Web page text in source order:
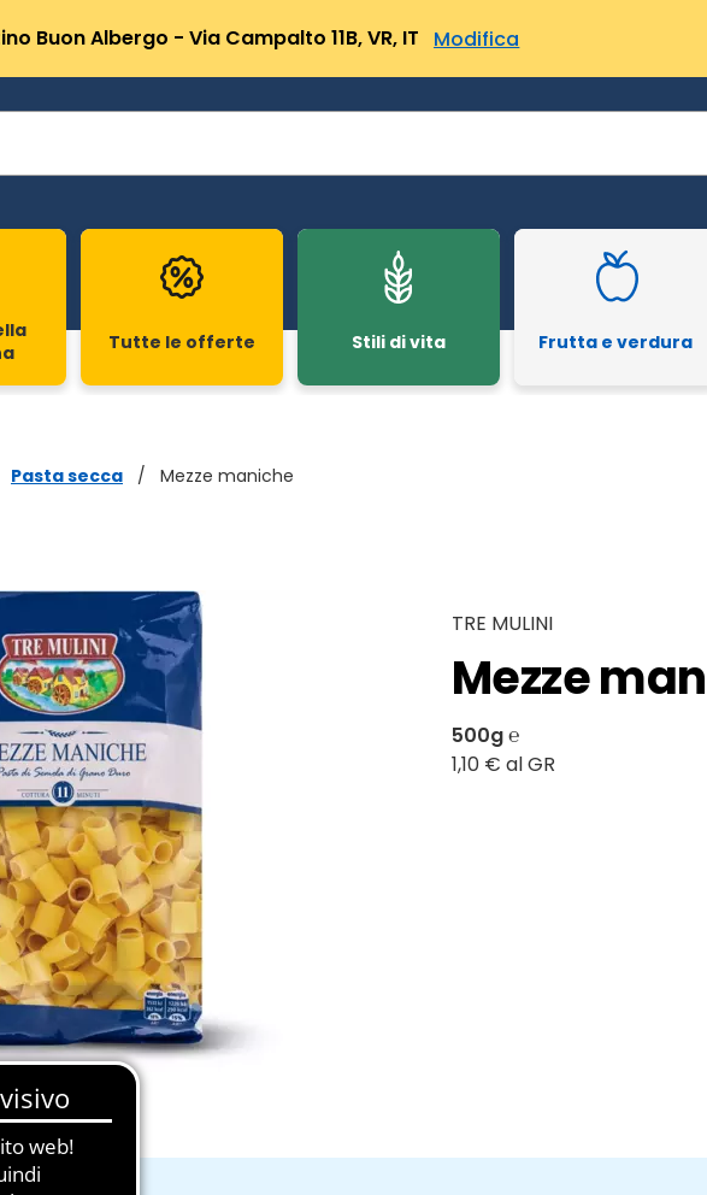
Buon Albergo - Via Campalto 11B, VR, IT Modifica
Tutte le offerte Stili di vita Frutta e verdura
Pasta secca / Mezze maniche
TRE MULINI
Mezze
500g ℮
1,10 € al GR